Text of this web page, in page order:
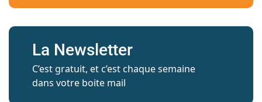
La Newsletter
C’est gratuit, et c’est chaque semaine
dans votre boite mail